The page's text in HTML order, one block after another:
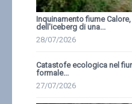
Inquinamento fiume
dell'iceberg di una...
28/07/2026
Catastofe ecologica nel
formale...
27/07/2026